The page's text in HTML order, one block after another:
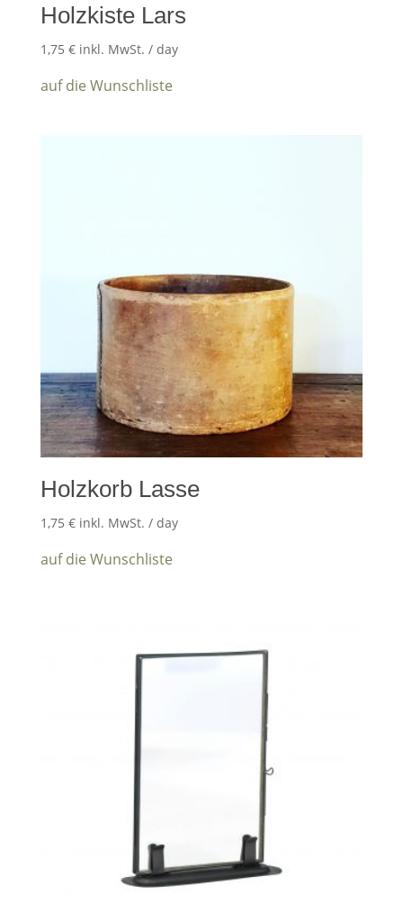
Holzkiste Lars
1,75 € inkl. MwSt. / day
auf die Wunschliste
Holzkorb Lasse
1,75 € inkl. MwSt. / day
auf die Wunschliste